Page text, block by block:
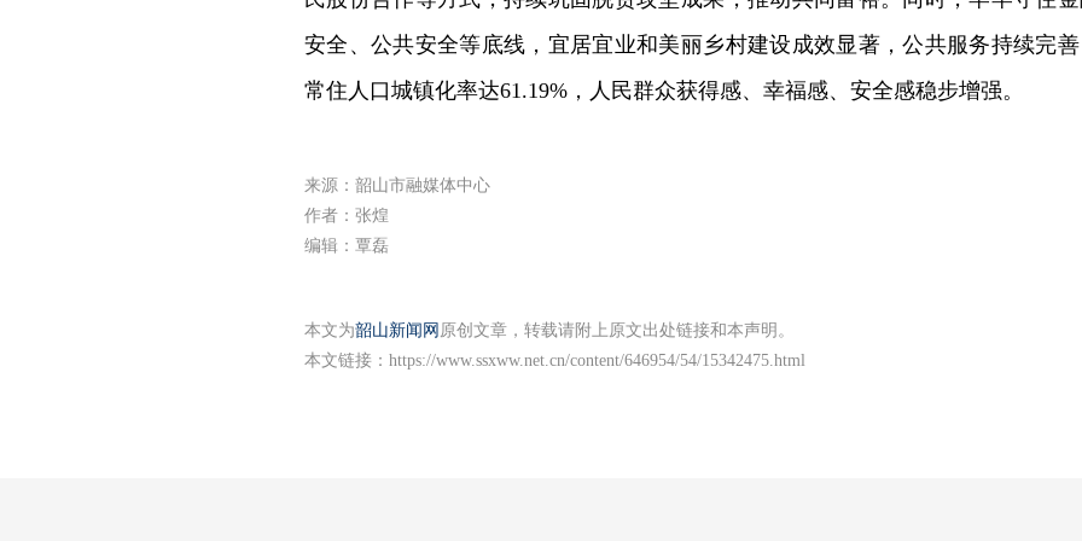
安全、公共安全等底线，宜居宜业和美丽乡村建设成效显著，公共服务持续完
常住人口城镇化率达61.19%，人民群众获得感、幸福感、安全感稳步增强。
来源：韶山市融媒体中心
作者：张煌
编辑：覃磊
本文为韶山新闻网 原创文章，转载请附上原文出处链接和本声明。
本文链接： https://www.ssxww.net.cn/content/646954/54/15342475.html